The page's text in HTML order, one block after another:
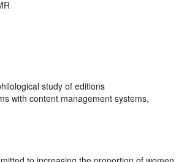
study of editions
with content management systems,